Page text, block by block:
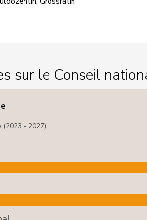
sur le Conseil
(2023 - 2027)